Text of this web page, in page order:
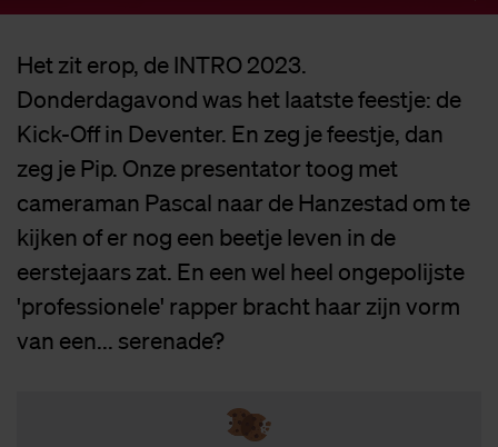
Het zit erop, de INTRO 2023.
Donderdagavond was het laatste feestje: de
Kick-Off in Deventer. En zeg je feestje, dan
zeg je Pip. Onze presentator toog met
cameraman Pascal naar de Hanzestad om te
kijken of er nog een beetje leven in de
eerstejaars zat. En een wel heel ongepolijste
'professionele' rapper bracht haar zijn vorm
van een... serenade?